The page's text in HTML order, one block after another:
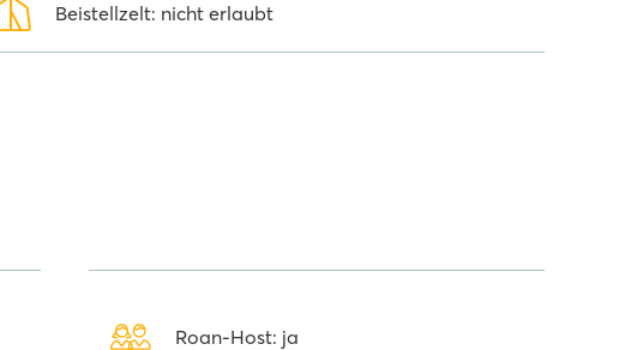
Beistellzelt: nicht erlaubt
Roan-Host: ja